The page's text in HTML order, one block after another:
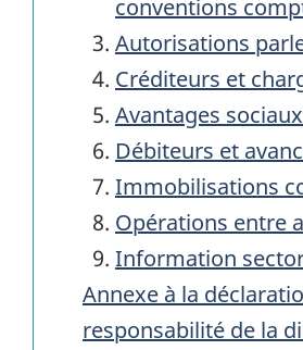
conventions
Autorisations
Créditeurs et
Avantages
Débiteurs et
Immobilisations
Opérations entre
Information
Annexe à la
responsabilité de la